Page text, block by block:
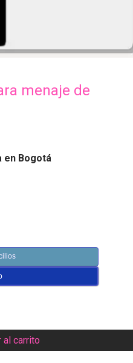
menaje de
en Bogotá
al carrito